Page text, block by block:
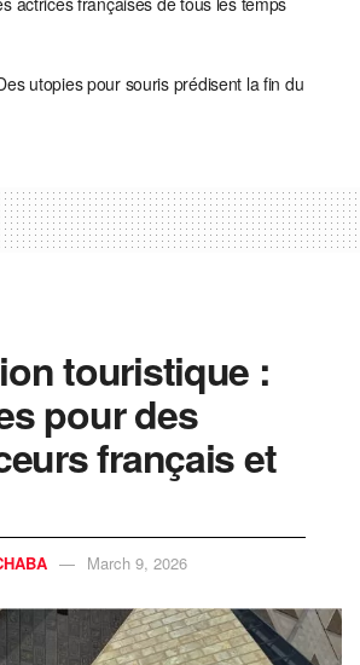
utopies pour souris prédisent la fin du
touristique :
pour des
français et
March 9, 2026